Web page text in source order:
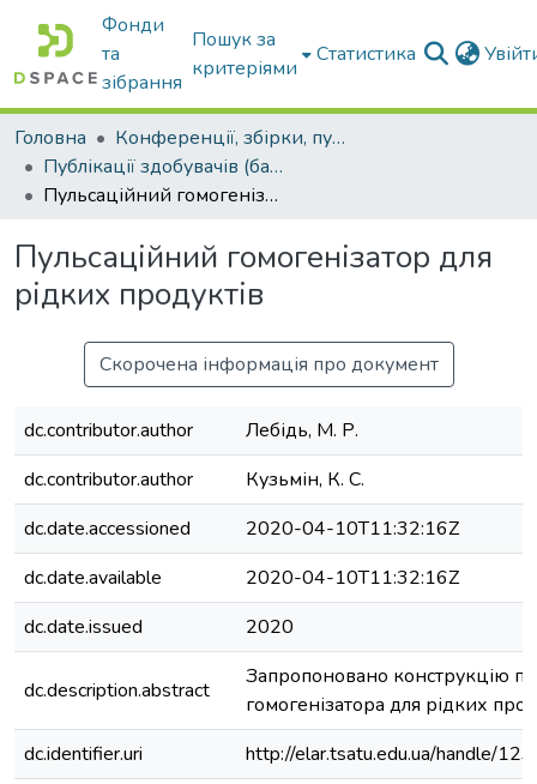
Фонди
та
зібрання
Пошук за
критеріями
Статистика
Головна
Конференції, збірки, публікації молодих вчених і здобувачів : магістрів, бакалаврів, аспірантів.
Публікації здобувачів (бакалаврів. магістрів, аспірантів)
Пульсаційний гомогенізатор для рідких продуктів
Пульсаційний гомогенізатор для
рідких продуктів
Скорочена інформація про документ
dc.contributor.author
Лебідь, М. Р.
dc.contributor.author
Кузьмін, К. С.
dc.date.accessioned
2020-04-10T11:32:16Z
dc.date.available
2020-04-10T11:32:16Z
dc.date.issued
2020
dc.description.abstract
Запропоновано конструкцію
гомогенізатора для рідких
dc.identifier.uri
http://elar.tsatu.edu.ua/handle/